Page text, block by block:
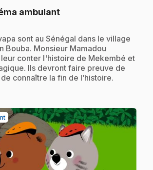
ambulant.
sont au Sénégal dans le village
Bouba. Monsieur Mamadou
conter l'histoire de Mekembé et
Ils devront faire preuve de
connaître la fin de l’histoire.